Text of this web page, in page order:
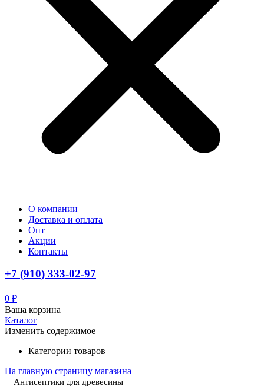
О компании
Доставка и оплата
Опт
Акции
Контакты
+7 (910) 333-02-97
0 ₽
Ваша корзина
Каталог
Изменить содержимое
Категории товаров
На главную страницу магазина
Антисептики для древесины